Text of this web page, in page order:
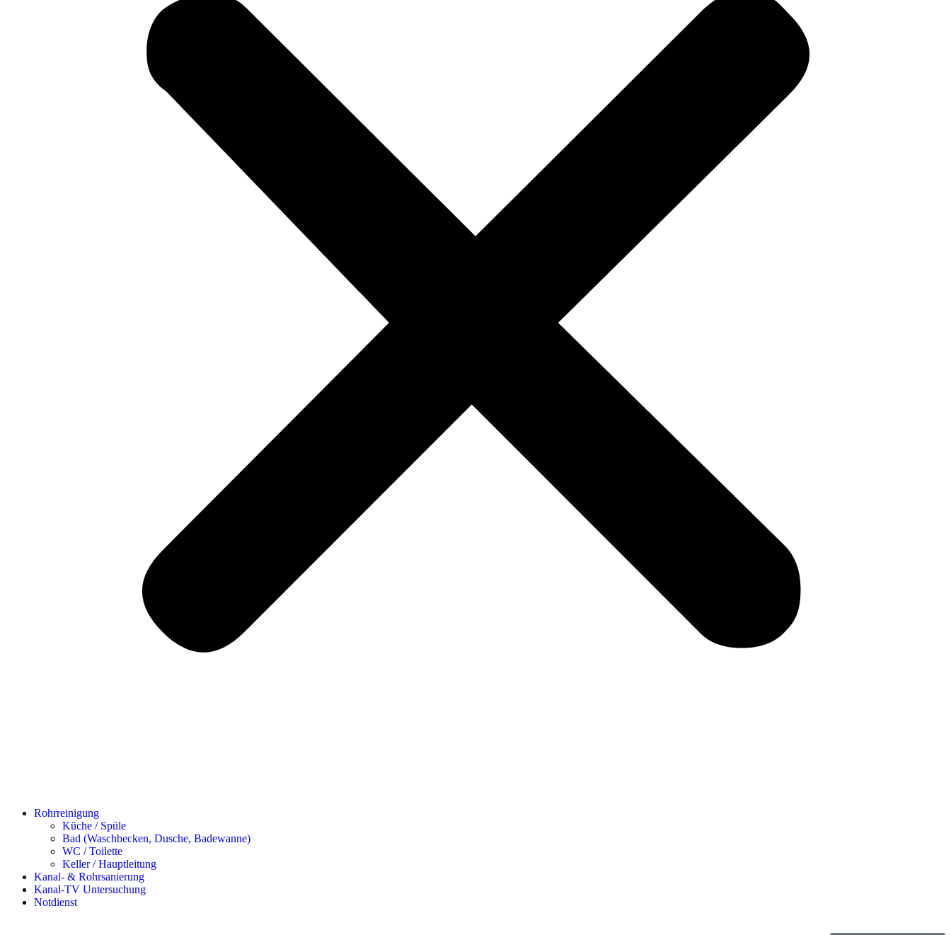
Rohrreinigung
Küche / Spüle
Bad (Waschbecken, Dusche, Badewanne)
WC / Toilette
Keller / Hauptleitung
Kanal- & Rohrsanierung
Kanal-TV Untersuchung
Notdienst